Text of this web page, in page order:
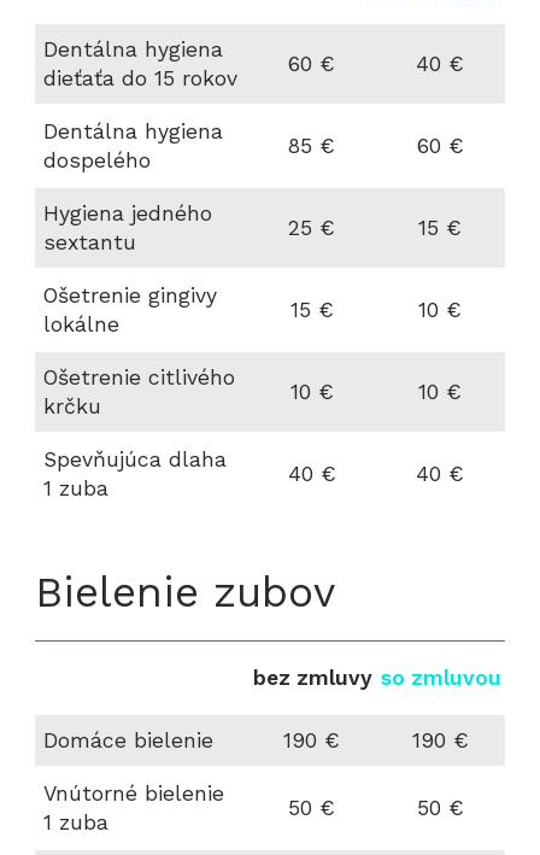
Dentálna hygiena
dieťaťa do 15 rokov
60 € 40 €
Dentálna hygiena
dospelého
85 € 60 €
Hygiena jedného
sextantu
25 € 15 €
Ošetrenie gingivy
lokálne
15 € 10 €
Ošetrenie citlivého
krčku
10 € 10 €
Spevňujúca dlaha
1 zuba
40 € 40 €
Bielenie zubov
bez zmluvy so zmluvou
Domáce bielenie 190 € 190 €
Vnútorné bielenie
1 zuba
50 € 50 €